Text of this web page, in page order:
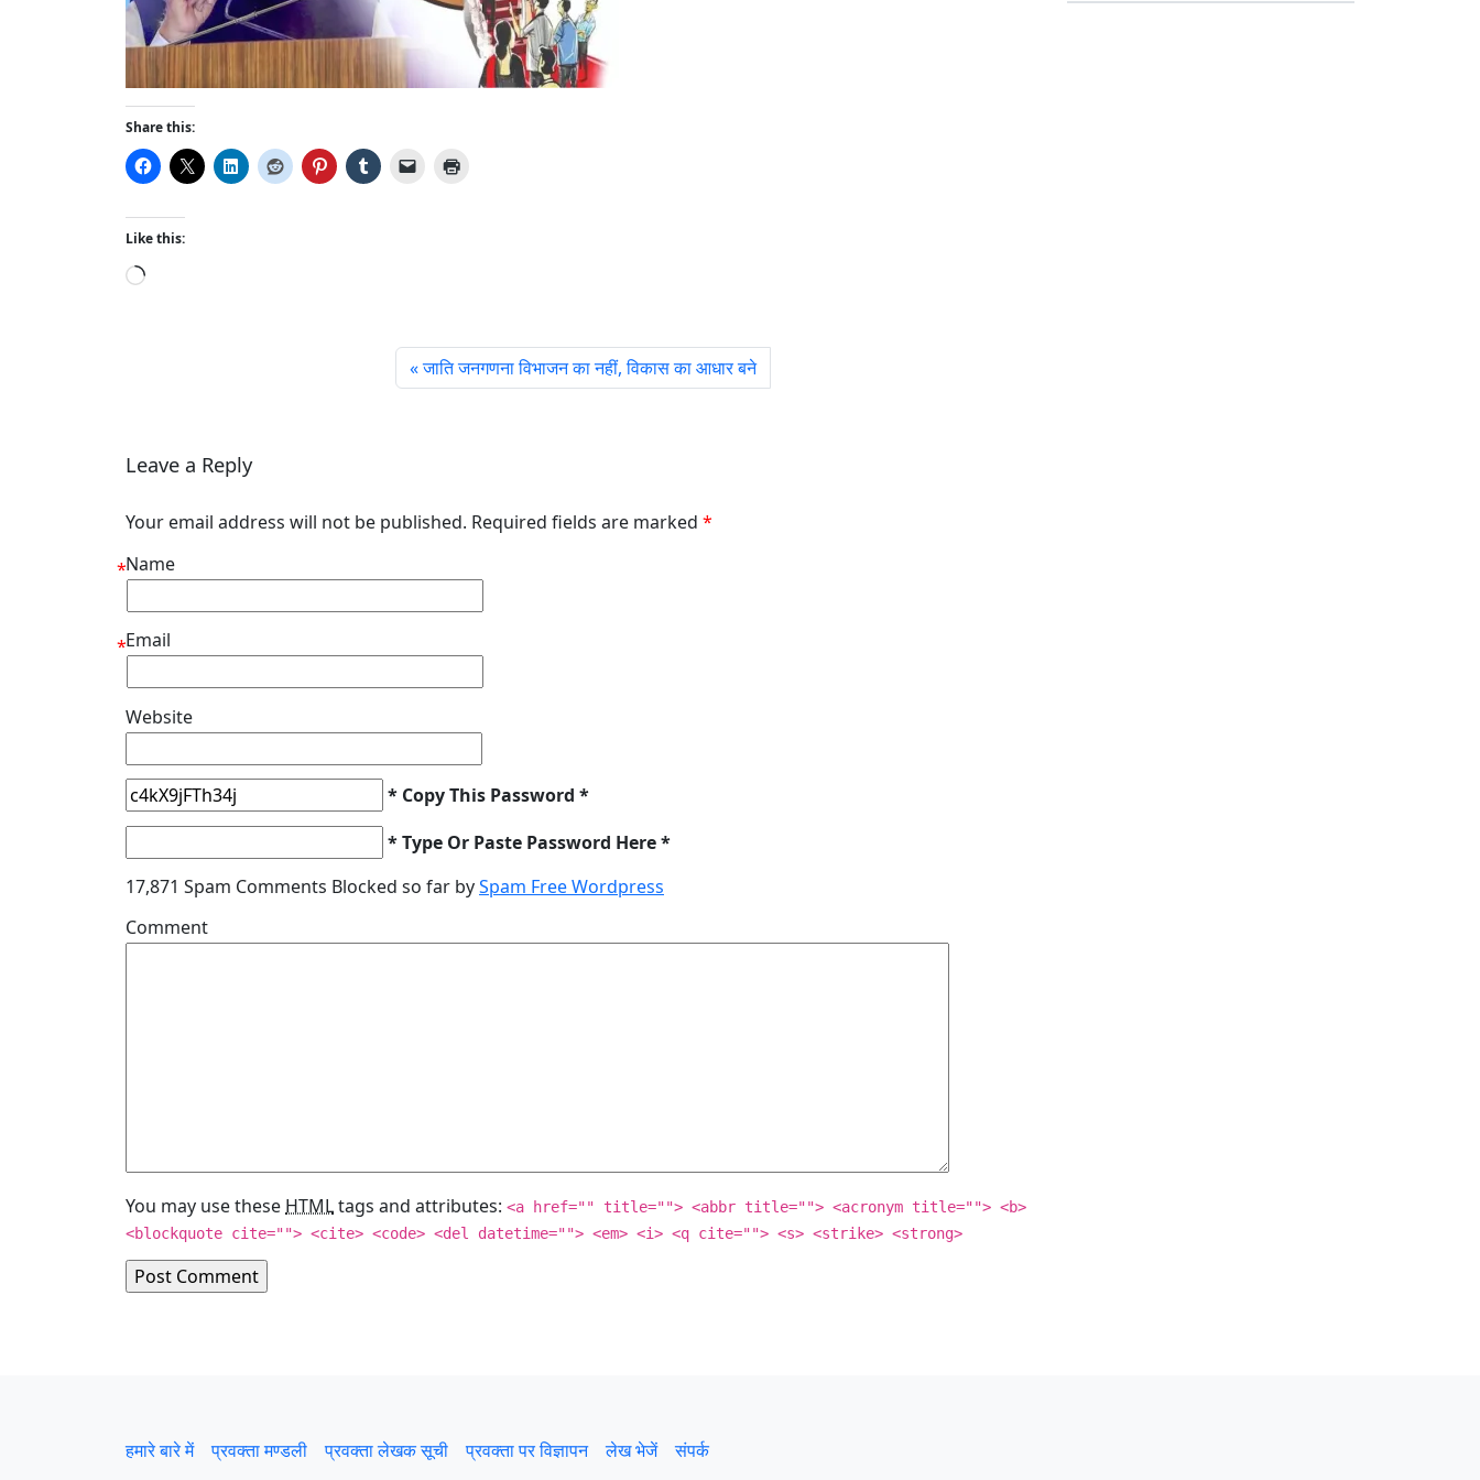
Share this:
Like this:
L
…
जाति जनगणना विभाजन का नहीं, विकास का आधार बने
Leave a Reply
Your email address will not be published. Required fields are marked *
Name
*
Email
*
Website
* Copy This Password *
* Type Or Paste Password Here *
17,871 Spam Comments Blocked so far bySpam Free Wordpress
Comment
You may use theseHTMLtags and attributes: <a href="" title=""> <abbr title=""> <acronym title=""> <b>
<blockquote cite=""> <cite> <code> <del datetime=""> <em> <i> <q cite=""> <s> <strike> <strong>
हमारे बारे में प्रवक्‍ता मण्डली प्रवक्ता लेखक सूची प्रवक्ता पर विज्ञापन लेख भेजें संपर्क